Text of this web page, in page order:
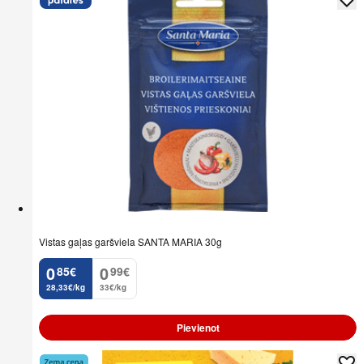
Vistas gaļas garšviela SANTA MARIA 30g
0
. 85€
28,33€/kg
0
. 99€
33€/kg
Pievienot